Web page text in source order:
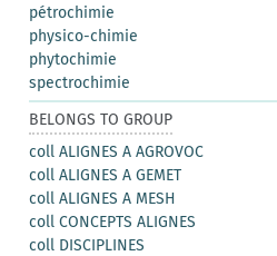
pétrochimie
physico-chimie
phytochimie
spectrochimie
BELONGS TO GROUP
coll ALIGNES A AGROVOC
coll ALIGNES A GEMET
coll ALIGNES A MESH
coll CONCEPTS ALIGNES
coll DISCIPLINES